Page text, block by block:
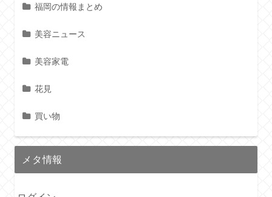
福岡の情報まとめ
美容ニュース
美容家電
花見
買い物
メタ情報